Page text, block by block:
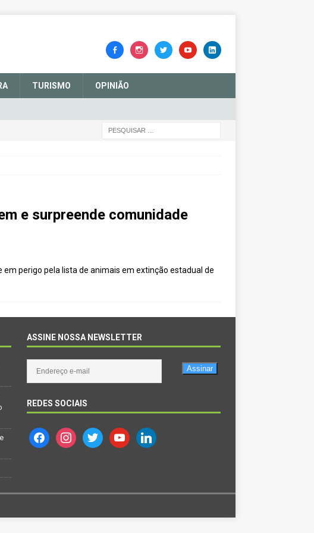
TURISMO OPINIÃO
e surpreende comunidade
perigo pela lista de animais em extinção estadual de
ASSINE NOSSA NEWSLETTER
Assinar
REDES SOCIAIS